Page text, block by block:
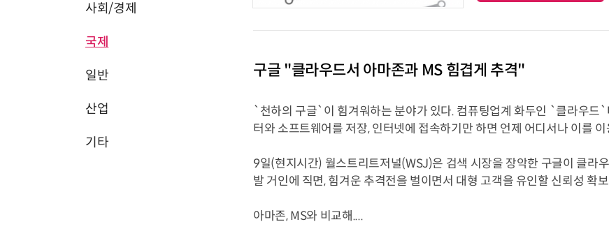
사회/경제
국제
일반
산업
기타
구글 "클라우드서 아마존과 MS 힘겹게 추격"
`천하의 구글`이 힘겨워하는 분야가 있다. 컴퓨팅업계 화두인 `클라우드`
터와 소프트웨어를 저장, 인터넷에 접속하기만 하면 언제 어디서나 이를
9일(현지시간) 월스트리트저널(WSJ)은 검색 시장을 장악한 구글이 클라
발 거인에 직면, 힘겨운 추격전을 벌이면서 대형 고객을 유인할 신뢰성 확
아마존, MS와 비교해....